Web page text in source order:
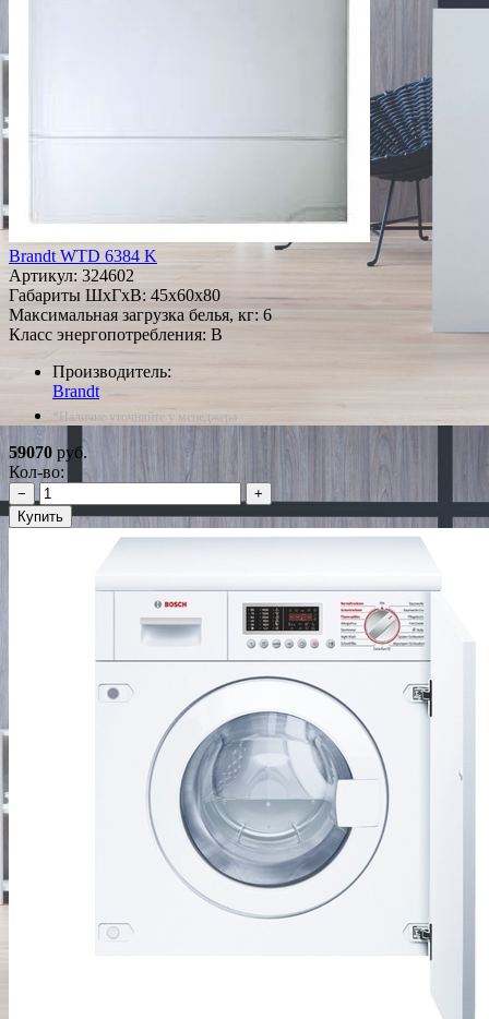
Brandt WTD 6384 K
Артикул: 324602
Габариты ШxГxВ: 45x60x80
Максимальная загрузка белья, кг: 6
Класс энергопотребления: B
Производитель:
Brandt
*Наличие уточняйте у менеджера
59070 руб.
Кол-во:
−
+
Купить